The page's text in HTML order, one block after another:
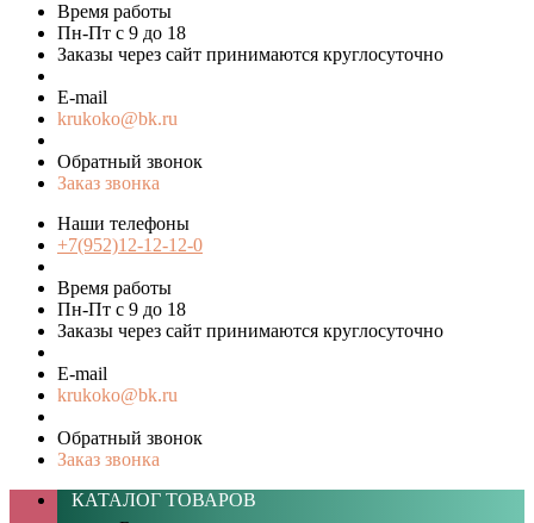
Время работы
Пн-Пт с 9 до 18
Заказы через сайт принимаются круглосуточно
E-mail
krukoko@bk.ru
Обратный звонок
Заказ звонка
Наши телефоны
+7(952)12-12-12-0
Время работы
Пн-Пт с 9 до 18
Заказы через сайт принимаются круглосуточно
E-mail
krukoko@bk.ru
Обратный звонок
Заказ звонка
КАТАЛОГ ТОВАРОВ